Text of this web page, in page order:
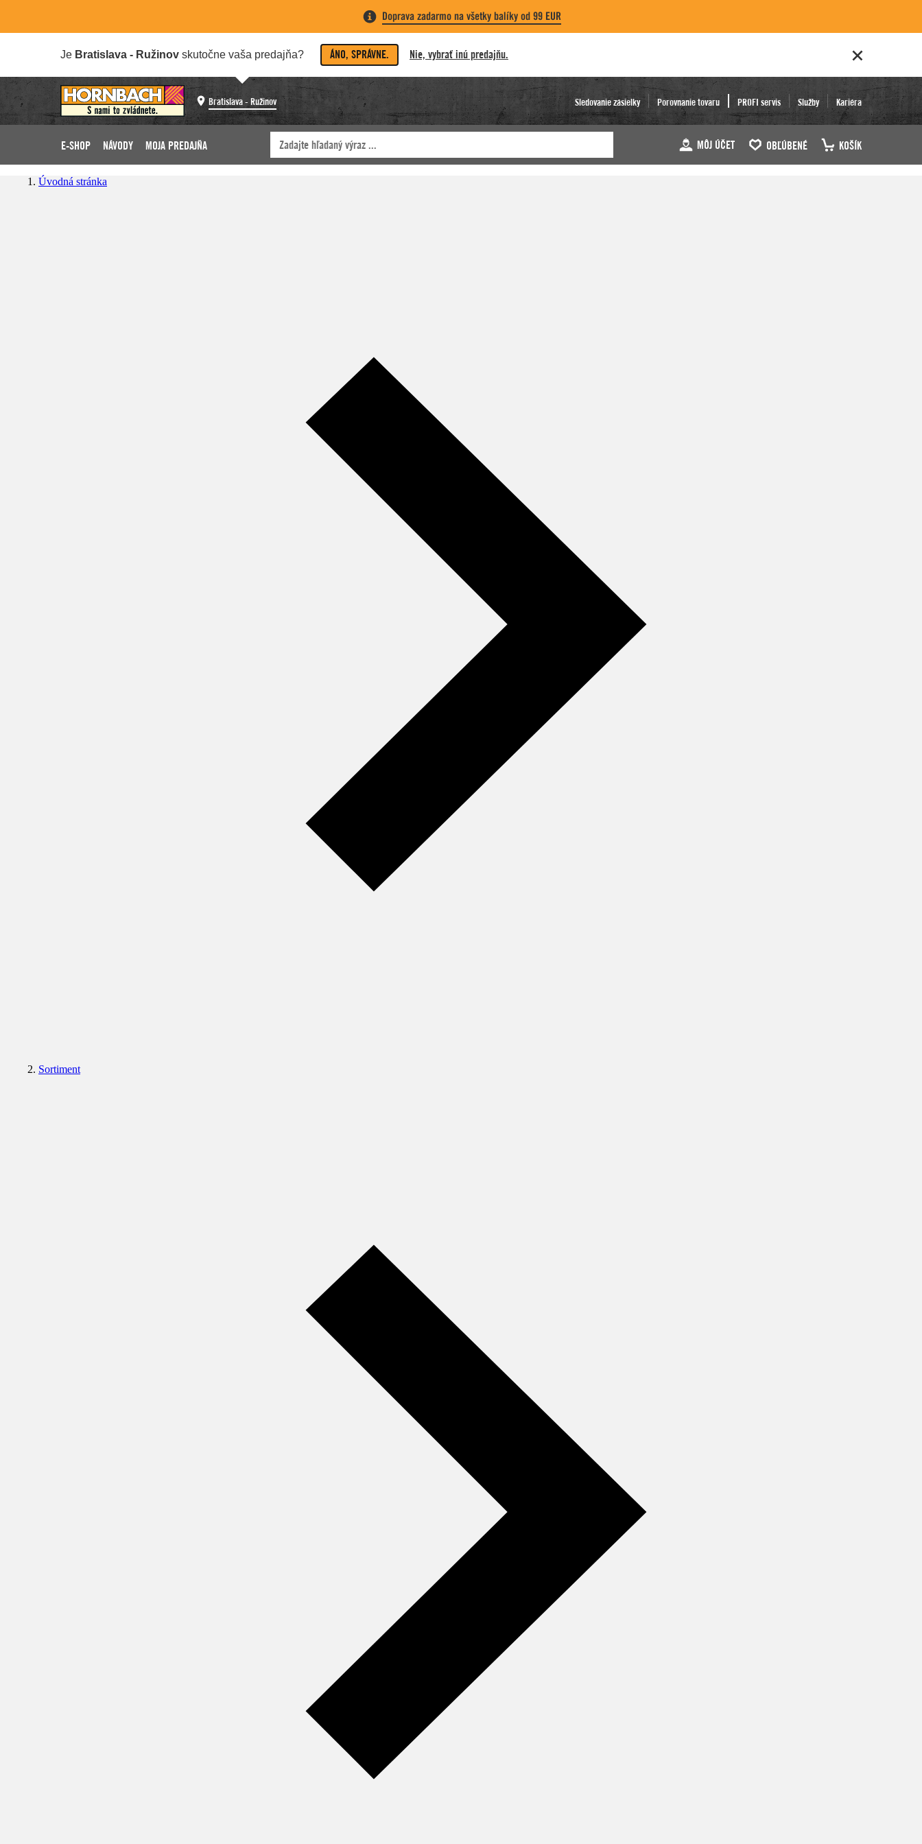
Doprava zadarmo na všetky balíky od 99 EUR
Je Bratislava - Ružinov skutočne vaša predajňa? ÁNO, SPRÁVNE. Nie, vybrať inú predajňu.
Bratislava - Ružinov Sledovanie zásielky Porovnanie tovaru PROFI servis Služby Kariéra
E-SHOP NÁVODY MOJA PREDAJŇA MÔJ ÚČET OBĽÚBENÉ KOŠÍK
Úvodná stránka
Sortiment